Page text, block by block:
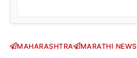
MAHARASHTRA MARATHI NEWS